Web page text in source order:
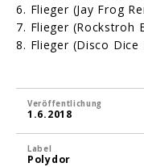
6. Flieger (Jay Frog
7. Flieger (Rockstroh
8. Flieger (Disco Dice
Veröffentlichung
1.6.2018
Label
Polydor